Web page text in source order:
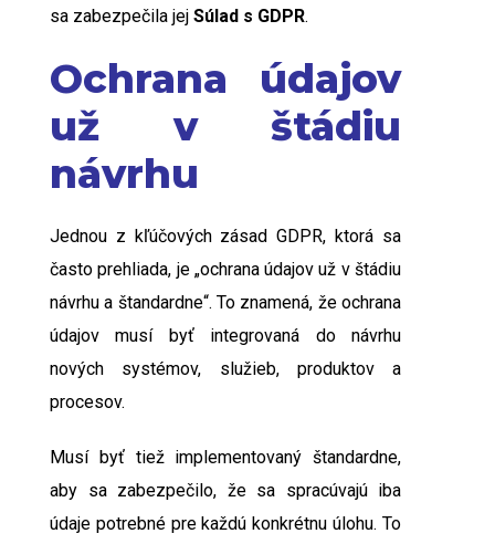
sa zabezpečila jej Súlad s GDPR.
Ochrana údajov
už v štádiu
návrhu
Jednou z kľúčových zásad GDPR, ktorá sa
často prehliada, je „ochrana údajov už v štádiu
návrhu a štandardne“. To znamená, že ochrana
údajov musí byť integrovaná do návrhu
nových systémov, služieb, produktov a
procesov.
Musí byť tiež implementovaný štandardne,
aby sa zabezpečilo, že sa spracúvajú iba
údaje potrebné pre každú konkrétnu úlohu. To